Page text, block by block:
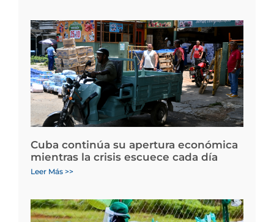
Cuba continúa su apertura económica
mientras la crisis escuece cada día
Leer Más >>